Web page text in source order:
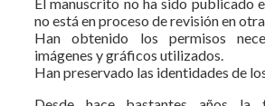
no está en proceso de revisión en
Han obtenido los permisos
imágenes y gráficos utilizados.
Han preservado las identidades de